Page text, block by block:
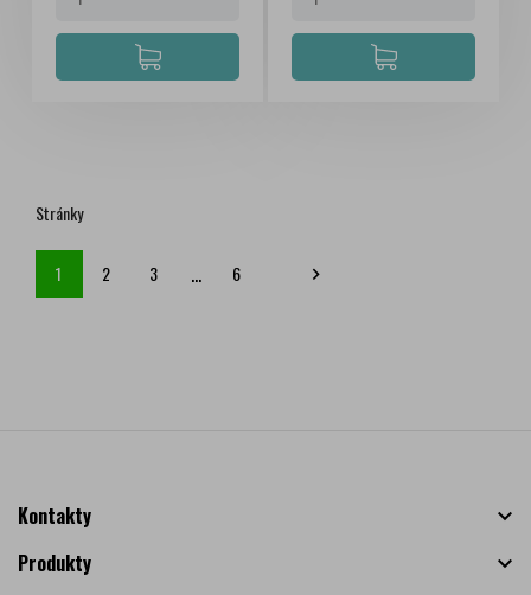
Stránky
1 2 3 … 6 
Kontakty

Produkty
